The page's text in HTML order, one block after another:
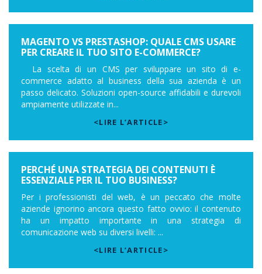
MAGENTO VS PRESTASHOP: QUALE CMS USARE
PER CREARE IL TUO SITO E-COMMERCE?
La scelta di un CMS per sviluppare un sito di e-
commerce adatto al business della sua azienda è un
passo delicato. Soluzioni open-source affidabili e durevoli
ampiamente utilizzate in...
<LIRE L’ARTICLE>
PERCHÉ UNA STRATEGIA DEI CONTENUTI È
ESSENZIALE PER IL TUO BUSINESS?
Per i professionisti del web, è un peccato che molte
aziende ignorino ancora questo fatto ovvio: il contenuto
ha un impatto importante in una strategia di
comunicazione web su diversi livelli: ...
<LIRE L’ARTICLE>